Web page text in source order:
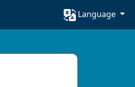
Language